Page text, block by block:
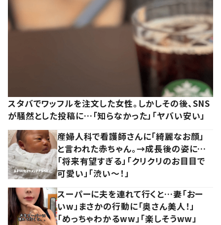
スタバでワッフルを注文した女性。しかしその後、SNS
が騒然とした投稿に…「知らなかった」「ヤバい安い」
産婦人科で看護師さんに「綺麗なお顔」
と言われた赤ちゃん。→成長後の姿に…
「将来有望すぎる」「クリクリのお目目で
可愛い」「渋い～！」
スーパーに夫を連れて行くと…妻「おー
いw」まさかの行動に「奥さん美人！」
「めっちゃわかるww」「楽しそうww」